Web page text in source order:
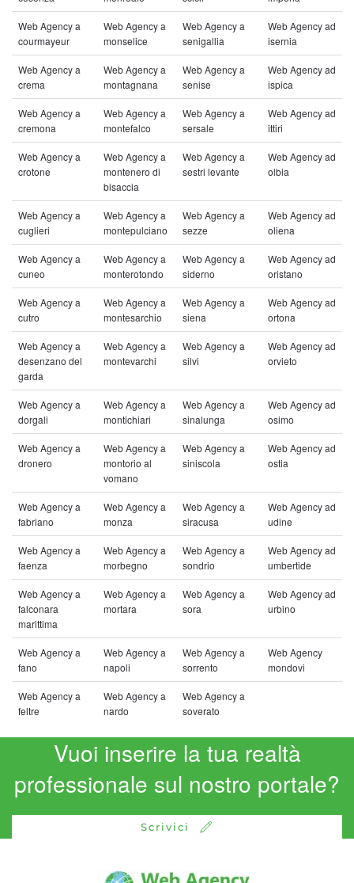
Web Agency a
courmayeur
Web Agency a
monselice
Web Agency a
senigallia
Web Agency ad
isernia
Web Agency a
crema
Web Agency a
montagnana
Web Agency a
senise
Web Agency ad
ispica
Web Agency a
cremona
Web Agency a
montefalco
Web Agency a
sersale
Web Agency ad
ittiri
Web Agency a
crotone
Web Agency a
montenero di
bisaccia
Web Agency a
sestri levante
Web Agency ad
olbia
Web Agency a
cuglieri
Web Agency a
montepulciano
Web Agency a
sezze
Web Agency ad
oliena
Web Agency a
cuneo
Web Agency a
monterotondo
Web Agency a
siderno
Web Agency ad
oristano
Web Agency a
cutro
Web Agency a
montesarchio
Web Agency a
siena
Web Agency ad
ortona
Web Agency a
desenzano del
garda
Web Agency a
montevarchi
Web Agency a
silvi
Web Agency ad
orvieto
Web Agency a
dorgali
Web Agency a
montichiari
Web Agency a
sinalunga
Web Agency ad
osimo
Web Agency a
dronero
Web Agency a
montorio al
vomano
Web Agency a
siniscola
Web Agency ad
ostia
Web Agency a
fabriano
Web Agency a
monza
Web Agency a
siracusa
Web Agency ad
udine
Web Agency a
faenza
Web Agency a
morbegno
Web Agency a
sondrio
Web Agency ad
umbertide
Web Agency a
falconara
marittima
Web Agency a
mortara
Web Agency a
sora
Web Agency ad
urbino
Web Agency a
fano
Web Agency a
napoli
Web Agency a
sorrento
Web Agency
mondovi
Web Agency a
feltre
Web Agency a
nardo
Web Agency a
soverato
Vuoi inserire la tua realtà
professionale sul nostro portale?
Scrivici